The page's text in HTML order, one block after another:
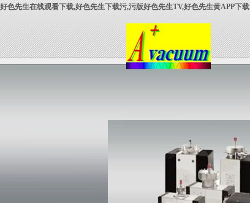
好色先生在线观看下载,好色先生下载污,污版好色先生TV,好色先生黄APP下载